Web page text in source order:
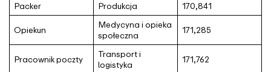
Packer
Produkcja 170,841
Opiekun
Medycyna i opieka
społeczna
171,285
Pracownik poczty
Transport i
logistyka
171,762